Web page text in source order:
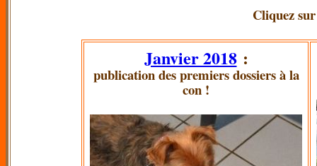
Cliquez
Janvier 2018:
publication des premiers dossiers à la
con !